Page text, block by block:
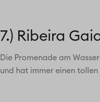
7.) Ribeira
Die Promenade am
und hat immer einen